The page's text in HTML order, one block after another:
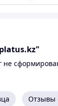
не
Отзывы